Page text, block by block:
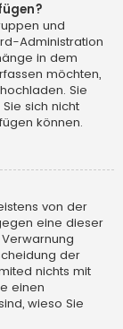
und
Administration
in dem
möchten,
Sie
sich nicht
können.
von der
eine dieser
der
nichts mit
einen
wieso Sie